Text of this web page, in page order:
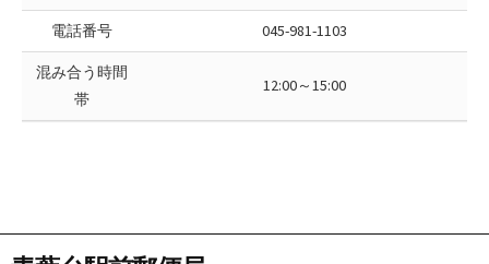
電話番号 045-981-1103
混み合う時間
帯
12:00～15:00